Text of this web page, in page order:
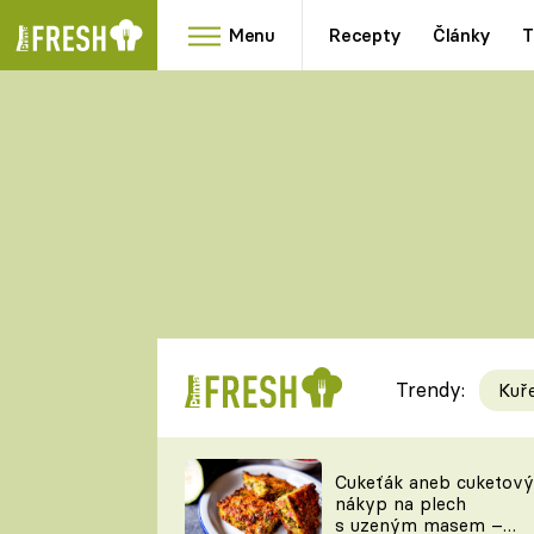
Menu Recepty Články
RYCHLOVKY
Videorecepty
TEĎ VAŘÍ ŠÉF!
Trendy:
Cukeťák aneb cuketový
nákyp na plech
s uzeným masem –